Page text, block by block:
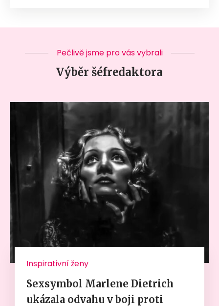
Pečlivě jsme pro vás vybrali
Výběr šéfredaktora
Inspirativní ženy
Sexsymbol Marlene Dietrich
ukázala odvahu v boji proti